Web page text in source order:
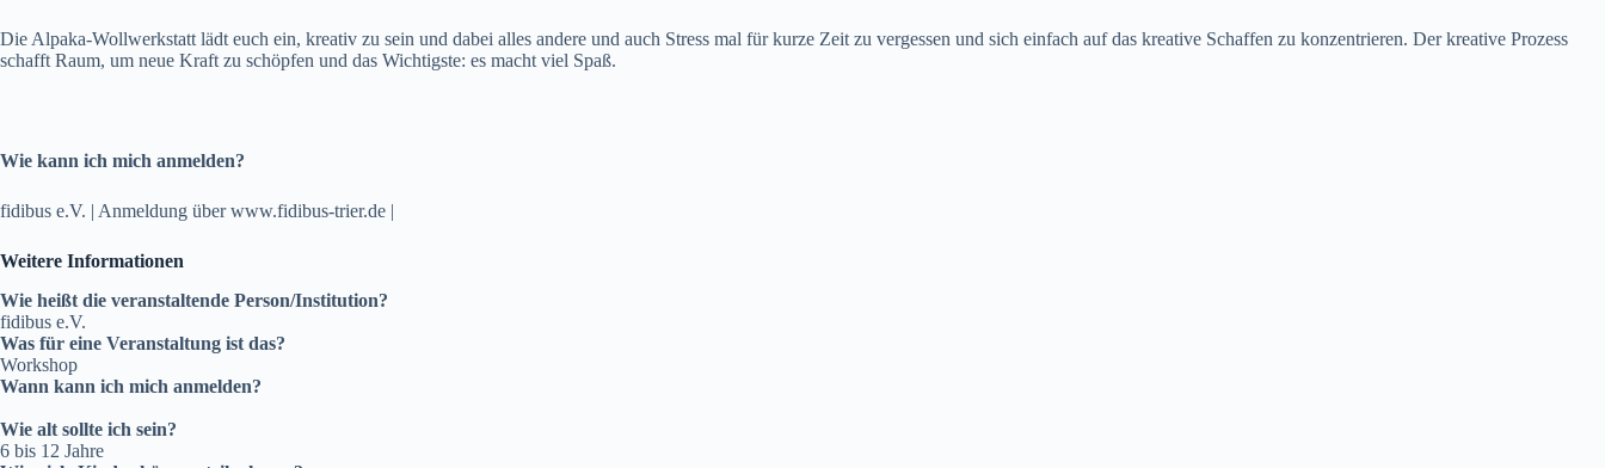
Die Alpaka-Wollwerkstatt lädt euch ein, kreativ zu sein und dabei alles andere und auch Stress mal für kurze Zeit zu vergessen und sich einfach auf das kreative Schaffen zu konzentrieren. Der kreative Prozess
schafft Raum, um neue Kraft zu schöpfen und das Wichtigste: es macht viel Spaß.
Wie kann ich mich anmelden?
fidibus e.V. | Anmeldung über www.fidibus-trier.de |
Weitere Informationen
Wie heißt die veranstaltende Person/Institution?
fidibus e.V.
Was für eine Veranstaltung ist das?
Workshop
Wann kann ich mich anmelden?
Wie alt sollte ich sein?
6 bis 12 Jahre